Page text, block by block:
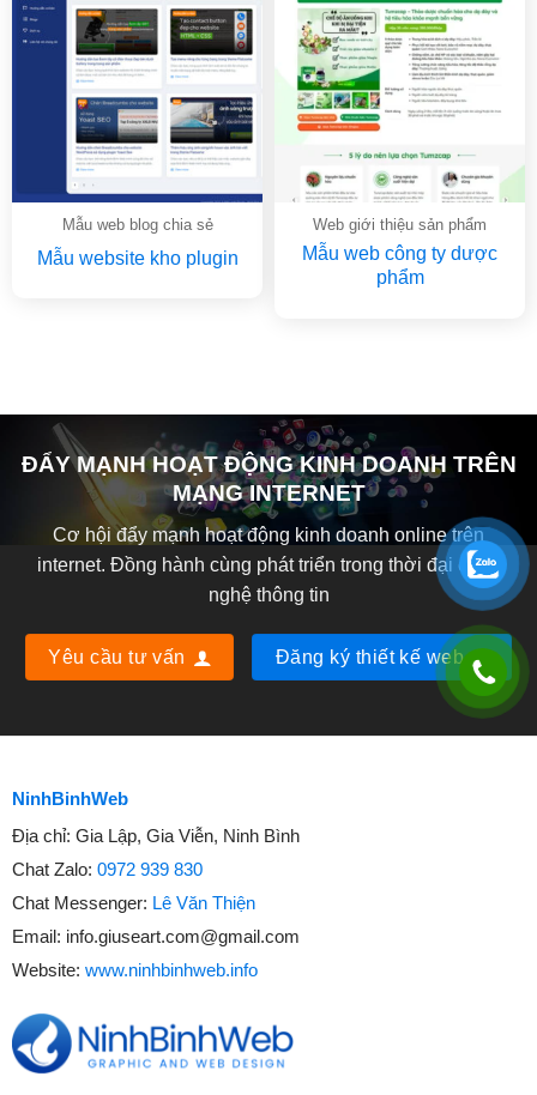
Mẫu web blog chia sẻ
Mẫu website kho plugin
Web giới thiệu sản phẩm
Mẫu web công ty dược
phẩm
ĐẨY MẠNH HOẠT ĐỘNG KINH DOANH TRÊN
MẠNG INTERNET
Cơ hội đẩy mạnh hoạt động kinh doanh online trên
internet. Đồng hành cùng phát triển trong thời đại công
nghệ thông tin
Yêu cầu tư vấn Đăng ký thiết kế web
NinhBinhWeb
Địa chỉ: Gia Lập, Gia Viễn, Ninh Bình
Chat Zalo: 0972 939 830
Chat Messenger: Lê Văn Thiện
Email: info.giuseart.com@gmail.com
Website: www.ninhbinhweb.info